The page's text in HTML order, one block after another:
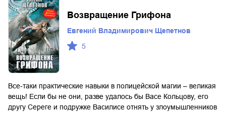
Возвращение Грифона
Евгений Владимирович Щепетнов
5
Все-таки практические навыки в полицейской магии – великая
вещь! Если бы не они, разве удалось бы Васе Кольцову, его
другу Сереге и подружке Василисе отнять у злоумышленников